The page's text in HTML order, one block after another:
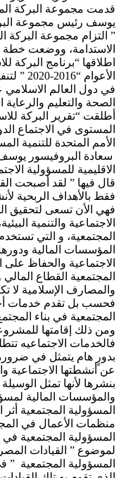
قدمت مجموعة البركة
يوسف رئيس مجموعة
” التزام مجموعة البركة
الاستدامة، ووضعت
اطلاقها “برنامج
في دول العالم
الصحة والتعليم
المستوى في الاجتماع
سعادة البروفيسور
الاقليمية للمسؤولية
قال فيها ” لقد أصبحت
فقط بالأهداف الربحية
فهي الأن تسعى لتحقيق
الاجتماعية والتنمية
المجتمعية، و التي
المؤسسات المالية
الاجتماعية والحفاظ
المجتمعية القطاع
والمصارف الإسلامية لا
فحسب بل تقدم خدمات
المجتمعية في بناء
ومن ذلك إقامتها
فالخدمات الاجتماعيه
بدورٍ هام يتمثل في
عن أنشطتها الاجتماعية
بنشرها لأنها تمثل
والمؤسسات المالية
المسؤولية المجتمعية
منظمات الأعمال في
المسؤولية المجتمعية
لموضوع ” القيادات
المسؤولية المجتمعية ”